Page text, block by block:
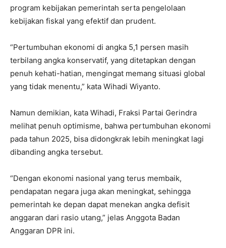
program kebijakan pemerintah serta pengelolaan
kebijakan fiskal yang efektif dan prudent.
“Pertumbuhan ekonomi di angka 5,1 persen masih
terbilang angka konservatif, yang ditetapkan dengan
penuh kehati-hatian, mengingat memang situasi global
yang tidak menentu,” kata Wihadi Wiyanto.
Namun demikian, kata Wihadi, Fraksi Partai Gerindra
melihat penuh optimisme, bahwa pertumbuhan ekonomi
pada tahun 2025, bisa didongkrak lebih meningkat lagi
dibanding angka tersebut.
“Dengan ekonomi nasional yang terus membaik,
pendapatan negara juga akan meningkat, sehingga
pemerintah ke depan dapat menekan angka defisit
anggaran dari rasio utang,” jelas Anggota Badan
Anggaran DPR ini.